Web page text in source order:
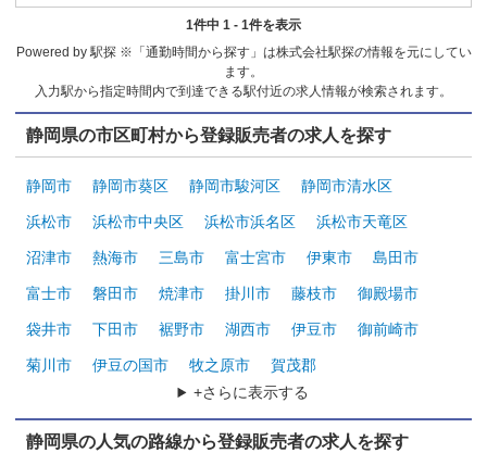
1件中 1 - 1件を表示
Powered by 駅探 ※「通勤時間から探す」は株式会社駅探の情報を元にしてい
ます。
入力駅から指定時間内で到達できる駅付近の求人情報が検索されます。
静岡県の市区町村から登録販売者の求人を探す
静岡市 静岡市葵区 静岡市駿河区 静岡市清水区
浜松市 浜松市中央区 浜松市浜名区 浜松市天竜区
沼津市 熱海市 三島市 富士宮市 伊東市 島田市
富士市 磐田市 焼津市 掛川市 藤枝市 御殿場市
袋井市 下田市 裾野市 湖西市 伊豆市 御前崎市
菊川市 伊豆の国市 牧之原市
賀茂郡
+さらに表示する
静岡県の人気の路線から登録販売者の求人を探す